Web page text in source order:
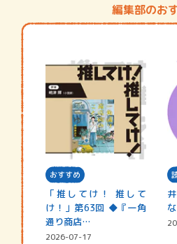
編集部のお
おすすめ
「推してけ！ 推して
け！」第63回 ◆『一角
通り商店…
2026-07-17